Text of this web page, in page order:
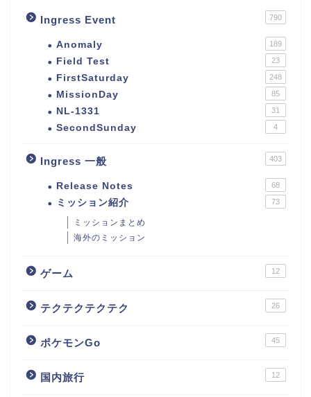
Ingress Event 790
Anomaly 189
Field Test 23
FirstSaturday 248
MissionDay 85
NL-1331 31
SecondSunday 4
Ingress 一般 403
Release Notes 68
ミッション紹介 73
ミッションまとめ
海外のミッション
ゲーム 12
テクテクテクテク 26
ポケモンGo 45
国内旅行 12